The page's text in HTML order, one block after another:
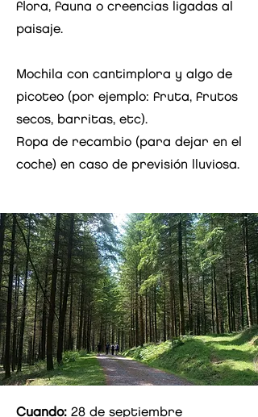
flora, fauna o creencias ligadas al
paisaje.
Mochila con cantimplora y algo de
picoteo (por ejemplo: fruta, frutos
secos, barritas, etc).
Ropa de recambio (para dejar en el
coche) en caso de previsión lluviosa.
Cuando: 28 de septiembre